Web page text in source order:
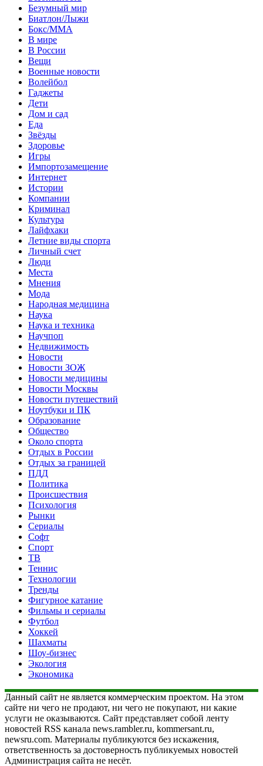
Безумный мир
Биатлон/Лыжи
Бокс/MMA
В мире
В России
Вещи
Военные новости
Волейбол
Гаджеты
Дети
Дом и сад
Еда
Звёзды
Здоровье
Игры
Импортозамещение
Интернет
Истории
Компании
Криминал
Культура
Лайфхаки
Летние виды спорта
Личный счет
Люди
Места
Мнения
Мода
Народная медицина
Наука
Наука и техника
Научпоп
Недвижимость
Новости
Новости ЗОЖ
Новости медицины
Новости Москвы
Новости путешествий
Ноутбуки и ПК
Образование
Общество
Около спорта
Отдых в России
Отдых за границей
ПДД
Политика
Происшествия
Психология
Рынки
Сериалы
Софт
Спорт
ТВ
Теннис
Технологии
Тренды
Фигурное катание
Фильмы и сериалы
Футбол
Хоккей
Шахматы
Шоу-бизнес
Экология
Экономика
Данный сайт не является коммерческим проектом. На этом
сайте ни чего не продают, ни чего не покупают, ни какие
услуги не оказываются. Сайт представляет собой ленту
новостей RSS канала news.rambler.ru, kommersant.ru,
newsru.com. Материалы публикуются без искажения,
ответственность за достоверность публикуемых новостей
Администрация сайта не несёт.